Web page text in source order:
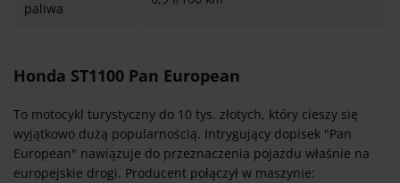
paliwa
Honda ST1100 Pan European
To motocykl turystyczny do 10 tys. złotych, który cieszy się
wyjątkowo dużą popularnością. Intrygujący dopisek "Pan
European" nawiązuje do przeznaczenia pojazdu właśnie na
europejskie drogi. Producent połączył w maszynie: